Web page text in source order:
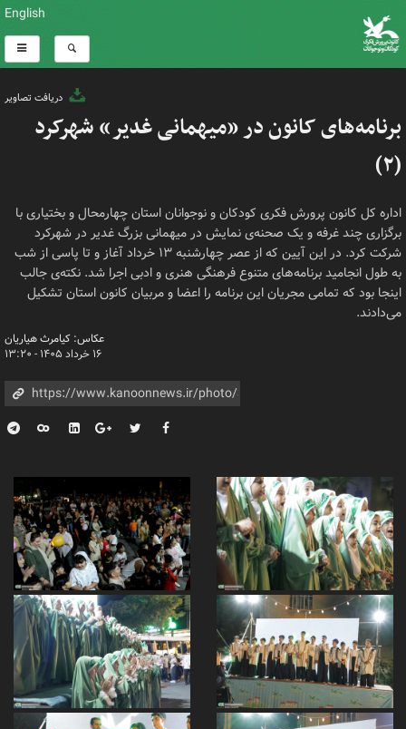
English
دریافت تصاویر
برنامه‌های کانون در «میهمانی غدیر» شهرکرد
(۲)
اداره کل کانون پرورش فکری کودکان و نوجوانان استان چهارمحال و بختیاری با
برگزاری چند غرفه و یک صحنه‌ی نمایش در میهمانی بزرگ غدیر در شهرکرد
شرکت کرد. در این آیین که از عصر چهارشنبه ۱۳ خرداد آغاز و تا پاسی از شب
به طول انجامید برنامه‌های متنوع فرهنگی هنری و ادبی اجرا شد. نکته‌ی جالب
اینجا بود که تمامی مجریان این برنامه را اعضا و مربیان کانون استان تشکیل
می‌دادند.
عکاس: کیامرث هیاریان
۱۶ خرداد ۱۴۰۵ - ۱۳:۲۰